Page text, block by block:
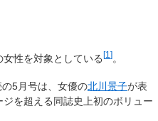
性を対象としている[1 ]
5月号は、女優の北川景子が表
を超える同誌史上初のボリュー